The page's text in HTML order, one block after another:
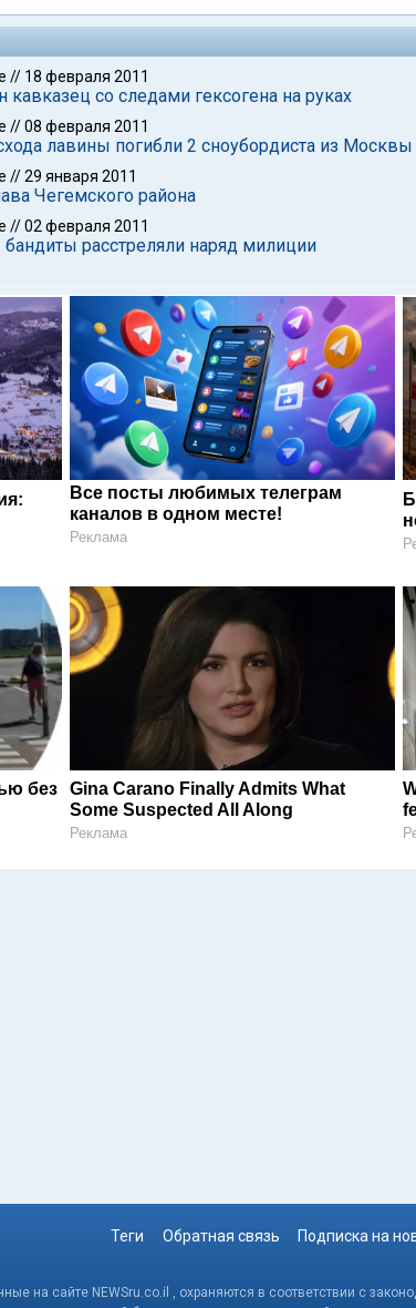
// 18 февраля 2011
со следами гексогена на руках
//08 февраля 2011
лавины погибли 2 сноубордиста из Москвы
//29 января 2011
Чегемского района
//02 февраля 2011
расстреляли наряд милиции
Все посты любимых телеграм
каналов в одном месте!
Реклама
без
Gina Carano Finally Admits What
Some Suspected All Along
Реклама
Теги Обратная связь Подписка на
на сайте NEWSru.co.il , охраняются в соответствии с